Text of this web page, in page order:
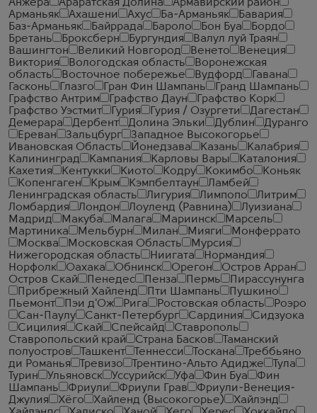
Анжера
Араратская Долина
Армавирский район
Арманьяк
Ахашени Ахус Ба-Арманьяк
Бавария
Баз-Арманьяк
Байррада Бароло Бон Буа
Бордо
Бретань
Броксберн Бургундия
Валул луй Траян
Вашингтон
Великий Новгород Венето
Венеция
Виктория
Вологодская область
Воронежская
область
Восточное побережье Вудфорд
Гавана
Гасконь
Глазго Гран Фин Шампань
Гранд Шампань
Графство Антрим
Графство Даун
Графство Корк
Графство Уэстмит
Гурия Гурия / Озургети
Дагестан
Демерара
Дербент Долина Эльки Дублин
Дуранго
Ереван
Зальцбург
Западное Высокогорье
Ивановская Область
Йонедзава Казань
Калабрия
Калининград
Кампания Карловы Вары
Каталония
Кахетия
Кентукки Киото Кодру Кокимбо
Коньяк
Копенгаген
Крым Кэмпбелтаун
Ламбей
Ленинградская область
Лигурия Лимпопо
Литрим
Ломбардия
Лондон Лоуленд (Равнина)
Луизиана
Мадрид
Макуба Малага Мариинск
Марсель
Мартиника
Мельбурн Милан Мияги
Монферрато
Москва
Московская Область
Мурсия
Нижегородская область
Ниигата
Нормандия
Норфолк
Оахака Обнинск Орегон
Остров Арран
Остров Скай
Пенедес Пенза Пермь
Пирассунунга
Прибрежный Хайленд
Пти Шампань
Пушкино
Пьемонт
Пэи д'Ож Рига Ростовская область
Роэро
Сан-Паулу
Санкт-Петербург Сардиния
Сидзуока
Сицилия
Скай Спейсайд
Ставрополь
Ставропольский край
Страна Басков
Таманский
полуостров
Ташкент Теннесси Тоскана
Треббьяно
ди Романья
Тревизо Трентино-Альто Адидже
Тула
Турин
Ульяновск Уссурийск Уфа Фин Буа
Фин
Шампань
Фриули Фриули Грав
Фриули-Венеция-
Джулия
Хёго Хайленд (Высокогорье)
Хайлэнд